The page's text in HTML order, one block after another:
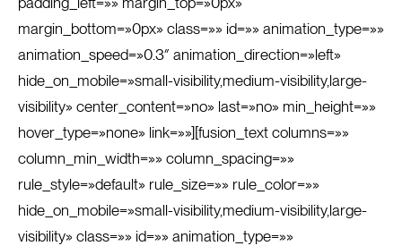
margin_bottom=»0px» class=»» id=»» animation_type=»»
animation_speed=»0.3″ animation_direction=»left»
hide_on_mobile=»small-visibility,medium-visibility,large-
visibility» center_content=»no» last=»no» min_height=»»
hover_type=»none» link=»»][fusion_text columns=»»
column_min_width=»» column_spacing=»»
rule_style=»default» rule_size=»» rule_color=»»
hide_on_mobile=»small-visibility,medium-visibility,large-
visibility» class=»» id=»» animation_type=»»